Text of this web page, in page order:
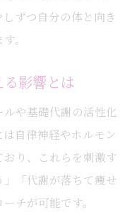
ずつ自分の体と向き
。
影響とは
や基礎代謝の活性化
自律神経やホルモン
り、これらを刺激す
「代謝が落ちて痩せ
チが可能です。